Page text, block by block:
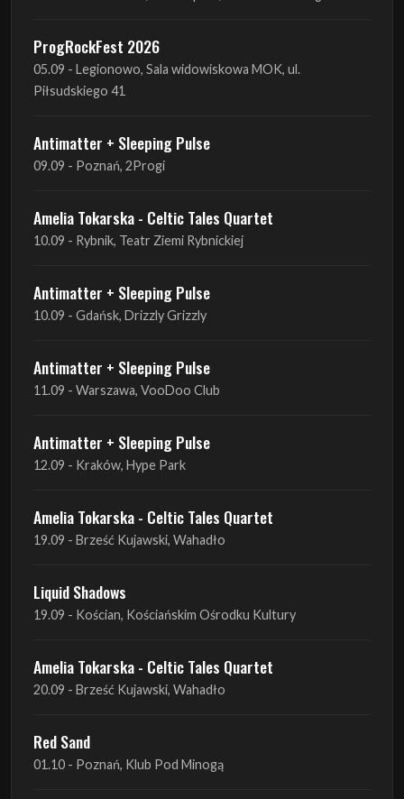
ProgRockFest 2026
05.09 - Legionowo, Sala widowiskowa MOK, ul.
Piłsudskiego 41
Antimatter + Sleeping Pulse
09.09 - Poznań, 2Progi
Amelia Tokarska - Celtic Tales Quartet
10.09 - Rybnik, Teatr Ziemi Rybnickiej
Antimatter + Sleeping Pulse
10.09 - Gdańsk, Drizzly Grizzly
Antimatter + Sleeping Pulse
11.09 - Warszawa, VooDoo Club
Antimatter + Sleeping Pulse
12.09 - Kraków, Hype Park
Amelia Tokarska - Celtic Tales Quartet
19.09 - Brześć Kujawski, Wahadło
Liquid Shadows
19.09 - Kościan, Kościańskim Ośrodku Kultury
Amelia Tokarska - Celtic Tales Quartet
20.09 - Brześć Kujawski, Wahadło
Red Sand
01.10 - Poznań, Klub Pod Minogą